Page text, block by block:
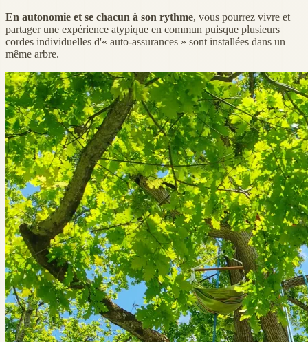
En autonomie et se chacun à son rythme, vous pourrez vivre et
partager une expérience atypique en commun puisque plusieurs
cordes individuelles d'« auto-assurances » sont installées dans un
même arbre.